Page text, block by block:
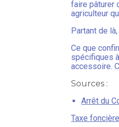
faire pâturer
agriculteur
Partant de
Ce que
spécifiques
accessoire.
Sources :
Arrêt du
Taxe